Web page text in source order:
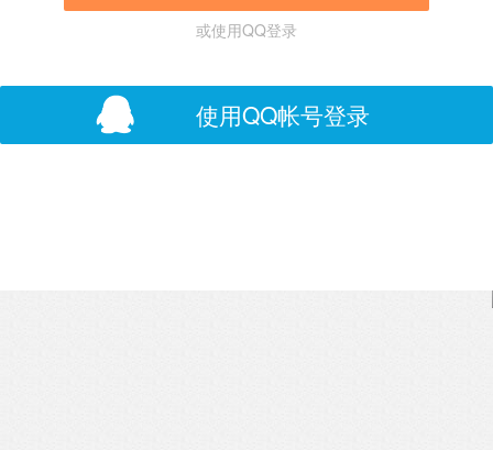
或使用QQ登录
使用QQ帐号登录